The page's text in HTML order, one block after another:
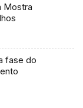
Mostra
fase do